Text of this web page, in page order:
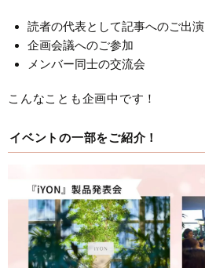
読者の代表として記事へのご出演
企画会議へのご参加
メンバー同士の交流会
こんなことも企画中です！
イベントの一部をご紹介！